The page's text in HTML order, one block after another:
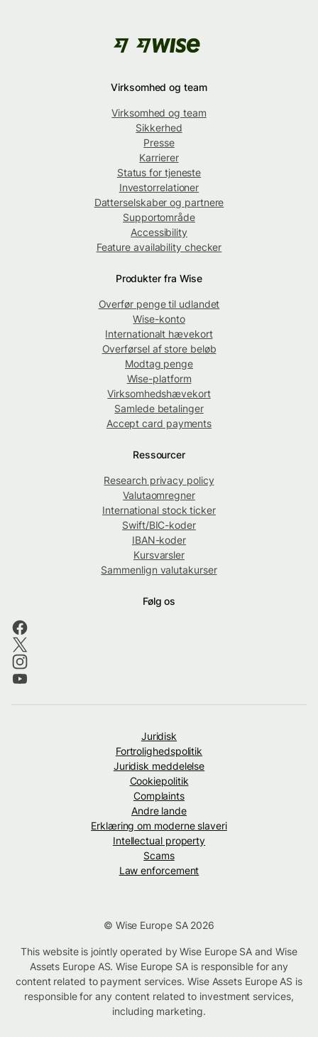
Virksomhed og team
Virksomhed og team
Sikkerhed
Presse
Karrierer
Status for tjeneste
Investorrelationer
Datterselskaber og partnere
Supportområde
Accessibility
Feature availability checker
Produkter fra Wise
Overfør penge til udlandet
Wise-konto
Internationalt hævekort
Overførsel af store beløb
Modtag penge
Wise-platform
Virksomhedshævekort
Samlede betalinger
Accept card payments
Ressourcer
Research privacy policy
Valutaomregner
International stock ticker
Swift/BIC-koder
IBAN-koder
Kursvarsler
Sammenlign valutakurser
Følg os
Juridisk
Fortrolighedspolitik
Juridisk meddelelse
Cookiepolitik
Complaints
Andre lande
Erklæring om moderne slaveri
Intellectual property
Scams
Law enforcement
© Wise Europe SA 2026
This website is jointly operated by Wise Europe SA and Wise
Assets Europe AS. Wise Europe SA is responsible for any
content related to payment services. Wise Assets Europe AS is
responsible for any content related to investment services,
including marketing.